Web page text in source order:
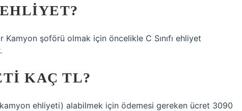
şoförü olmak için öncelikle C Sınıfı ehliyet
KAÇ TL?
ehliyeti) alabilmek için ödemesi gereken ücret 3090